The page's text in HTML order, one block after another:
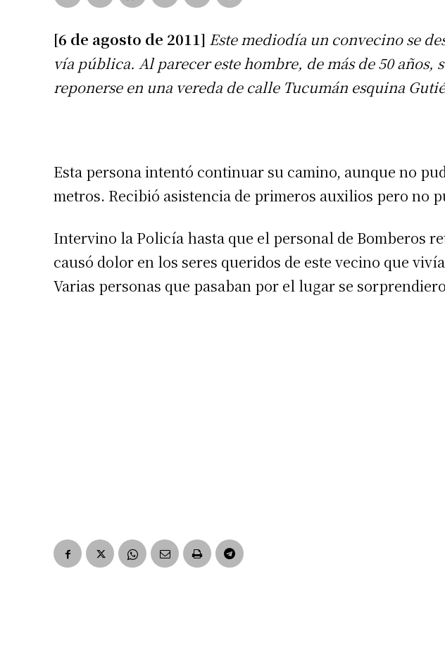
[6 de agosto de 2011] Este mediodía un convecino se
vía pública. Al parecer este hombre, de más de 50 años,
reponerse en una vereda de calle Tucumán esquina
Esta persona intentó continuar su camino, aunque no
metros. Recibió asistencia de primeros auxilios pero no
Intervino la Policía hasta que el personal de Bomberos
causó dolor en los seres queridos de este vecino que
Varias personas que pasaban por el lugar se